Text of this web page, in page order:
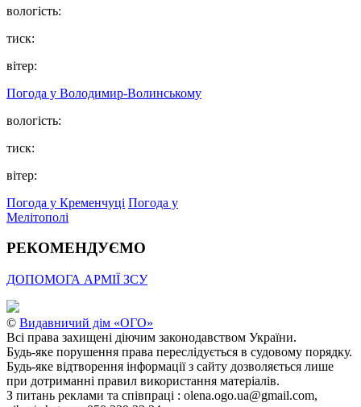
вологість:
тиск:
вітер:
Погода у Володимир-Волинському
вологість:
тиск:
вітер:
Погода у Кременчуці Погода у
Мелітополі
РЕКОМЕНДУЄМО
ДОПОМОГА АРМІЇ ЗСУ
© Видавничий дім «ОГО»
Всі права захищені діючим законодавством України.
Будь-яке порушення права переслідується в судовому порядку.
Будь-яке відтворення інформації з сайту дозволяється лише
при дотриманні правил використання матеріалів.
З питань реклами та співпраці : olena.ogo.ua@gmail.com,